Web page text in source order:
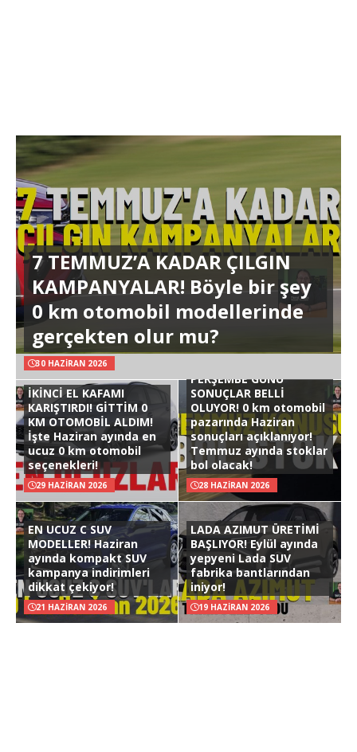
7 TEMMUZ’A KADAR ÇILGIN
KAMPANYALAR! Böyle bir şey
0 km otomobil modellerinde
gerçekten olur mu?
30 HAZIRAN 2026
İKİNCİ EL KAFAMI
KARIŞTIRDI! GİTTİM 0
KM OTOMOBİL ALDIM!
İşte Haziran ayında en
ucuz 0 km otomobil
seçenekleri!
29 HAZIRAN 2026
PERŞEMBE GÜNÜ
SONUÇLAR BELLİ
OLUYOR! 0 km otomobil
pazarında Haziran
sonuçları açıklanıyor!
Temmuz ayında stoklar
bol olacak!
28 HAZIRAN 2026
EN UCUZ C SUV
MODELLER! Haziran
ayında kompakt SUV
kampanya indirimleri
dikkat çekiyor!
21 HAZIRAN 2026
LADA AZIMUT ÜRETİMİ
BAŞLIYOR! Eylül ayında
yepyeni Lada SUV
fabrika bantlarından
iniyor!
19 HAZIRAN 2026